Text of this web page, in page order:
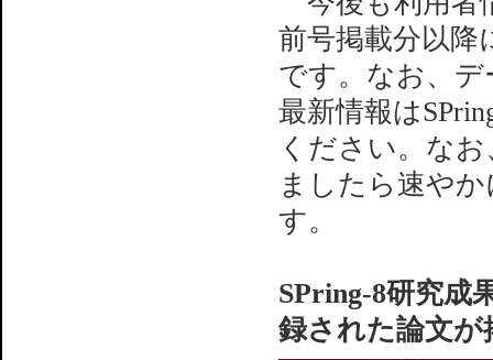
前号掲載分以降
です。なお、
最新情報は
ください。な
ましたら速や
す。
SPring-8研究成
録された論文が